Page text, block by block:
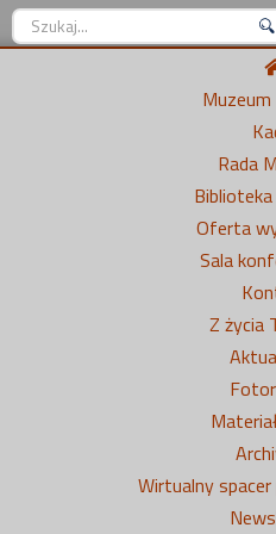
Szukaj...
Rada
Oferta
Sala
Z życia
Wirtualny